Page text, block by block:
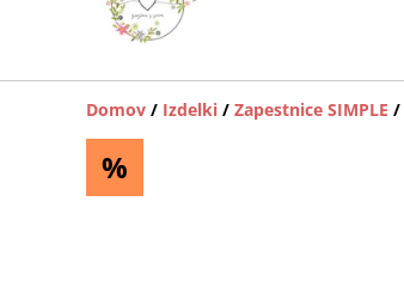
Domov / Izdelki / Zapestnice SIMPLE /
%